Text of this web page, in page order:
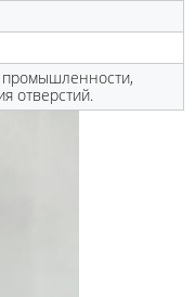
промышленности,
отверстий.